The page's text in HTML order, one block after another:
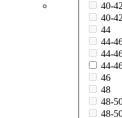
40-
40-
44
44-
44-
44-
46
48
48-
48-